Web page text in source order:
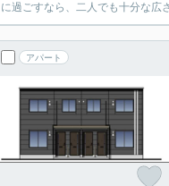
に過ごすなら、二人でも十分な広
アパート